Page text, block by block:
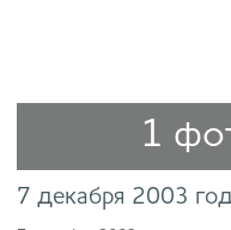
1
7 декабря 2003